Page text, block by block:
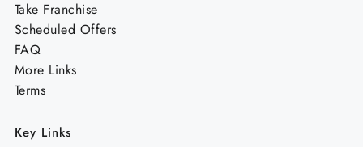
Take Franchise
Scheduled Offers
FAQ
More Links
Terms
Key Links